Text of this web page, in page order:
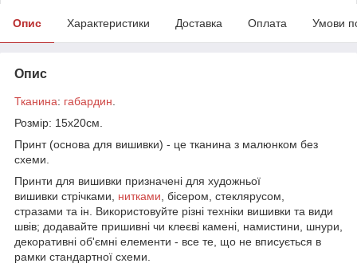
Опис Характеристики Доставка Оплата Умови
Опис
Тканина: габардин
Розмір: 15х20см.
Принт (основа для вишивки) - це тканина з малюнком без
схеми.
Принти для вишивки призначені для художньої
вишивки стрічками, нитками , бісером, стеклярусом,
стразами та ін. Використовуйте різні техніки вишивки та види
швів; додавайте пришивні чи клеєві камені, намистини, шнури,
декоративні об'ємні елементи - все те, що не вписується в
рамки стандартної схеми.